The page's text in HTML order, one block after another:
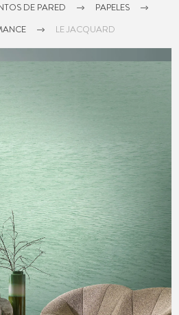
DE PARED
PAPELES
LE JACQUARD